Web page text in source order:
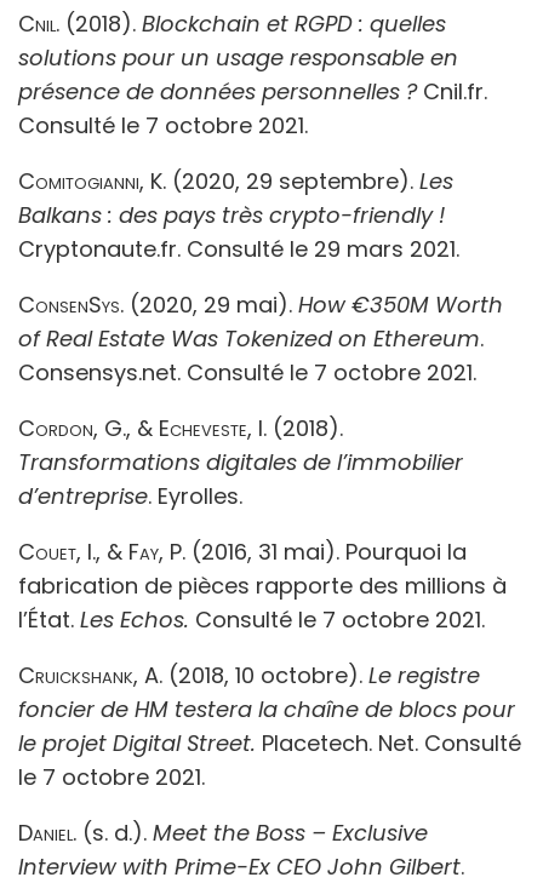
Cnil. (2018). Blockchain et RGPD : quelles
solutions pour un usage responsable en
présence de données personnelles ? Cnil.fr.
Consulté le 7 octobre 2021.
Comitogianni, K. (2020, 29 septembre). Les
Balkans : des pays très crypto-friendly !
Cryptonaute.fr. Consulté le 29 mars 2021.
ConsenSys. (2020, 29 mai). How €350M Worth
of Real Estate Was Tokenized on Ethereum.
Consensys.net. Consulté le 7 octobre 2021.
Cordon, G., & Echeveste, I. (2018).
Transformations digitales de l’immobilier
d’entreprise. Eyrolles.
Couet, I., & Fay, P. (2016, 31 mai). Pourquoi la
fabrication de pièces rapporte des millions à
l’État. Les Echos. Consulté le 7 octobre 2021.
Cruickshank, A. (2018, 10 octobre). Le registre
foncier de HM testera la chaîne de blocs pour
le projet Digital Street. Placetech. Net. Consulté
le 7 octobre 2021.
Daniel. (s. d.). Meet the Boss – Exclusive
Interview with Prime-Ex CEO John Gilbert.